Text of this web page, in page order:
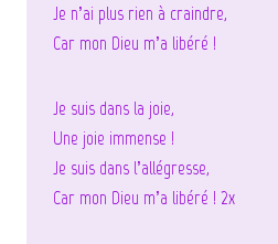
Je n’ai plus rien à craindre,
Car mon Dieu m’a libéré !
Je suis dans la joie,
Une joie immense !
Je suis dans l’allégresse,
Car mon Dieu m’a libéré ! 2x